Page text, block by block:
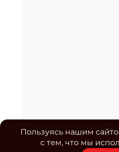
Пользуясь нашим
с тем, что мы